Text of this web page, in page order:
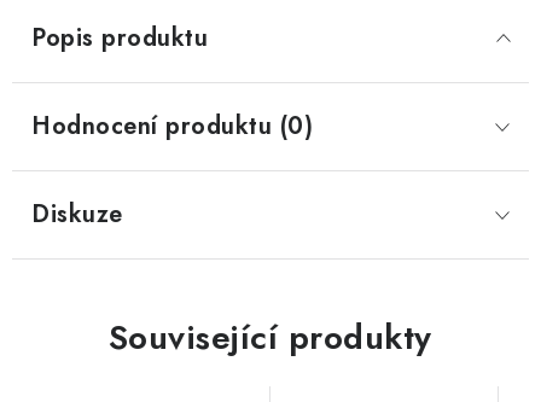
Popis produktu
Hodnocení produktu (0)
Diskuze
Související produkty